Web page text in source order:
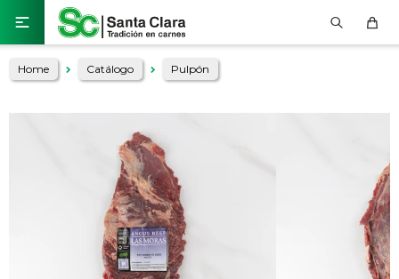

Home Catálogo Pulpón